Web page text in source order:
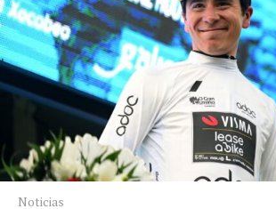
Noticias